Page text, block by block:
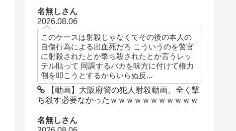
名無しさん
2026.08.06
このケースは射殺じゃなくてその後の本人の
自傷行為による出血死だろ こういうのを警官
に射殺されたとか撃ち殺されたとか言うレッ
テル貼って 同調するバカを味方に付けて権力
側を叩こうとするからいらぬ反...
【動画】大阪府警の犯人射殺動画、全く撃
ち殺す必要なかったｗｗｗｗｗｗｗｗｗｗｗ
名無しさん